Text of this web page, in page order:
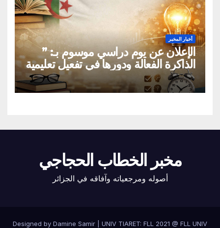
أخبار المخبر
الإعلان عن يوم دراسي موسوم بـ: ”
الذاكرة الفعالة ودورها في تفعيل تعليمية
القراءة السريعة والقراءة التصويرية”
مخبر الخطاب الحجاجي
أصوله ومرجعياته وآفاقه في الجزائر
Designed by Damine Samir UNIV TIARET: FLL 2021 @ FLL UNIV